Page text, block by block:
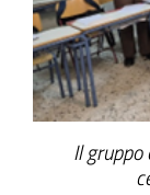
Il gruppo